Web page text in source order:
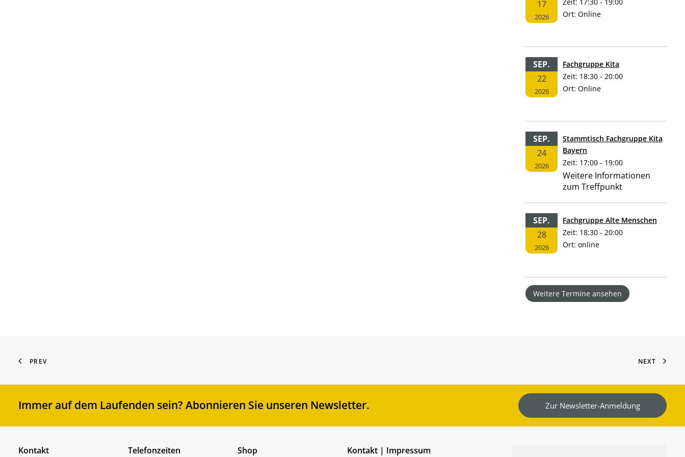
17
2026
Ort: Online
SEP.
22
2026
Fachgruppe Kita
Zeit: 18:30 - 20:00
Ort: Online
SEP.
24
2026
Stammtisch Fachgruppe Kita
Bayern
Zeit: 17:00 - 19:00
Weitere Informationen
zum Treffpunkt
SEP.
28
2026
Fachgruppe Alte Menschen
Zeit: 18:30 - 20:00
Ort: online
Weitere Termine ansehen
PREV NEXT
Immer auf dem Laufenden sein? Abonnieren Sie unseren Newsletter. Zur Newsletter-Anmeldung
Kontakt Telefonzeiten Shop Kontakt | Impressum